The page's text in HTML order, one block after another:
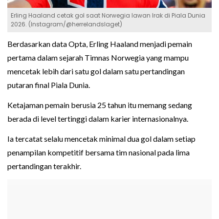
Erling Haaland cetak gol saat Norwegia lawan Irak di Piala Dunia
2026. (Instagram/@herrelandslaget)
Berdasarkan data Opta, Erling Haaland menjadi pemain
pertama dalam sejarah Timnas Norwegia yang mampu
mencetak lebih dari satu gol dalam satu pertandingan
putaran final Piala Dunia.
Ketajaman pemain berusia 25 tahun itu memang sedang
berada di level tertinggi dalam karier internasionalnya.
Ia tercatat selalu mencetak minimal dua gol dalam setiap
penampilan kompetitif bersama tim nasional pada lima
pertandingan terakhir.